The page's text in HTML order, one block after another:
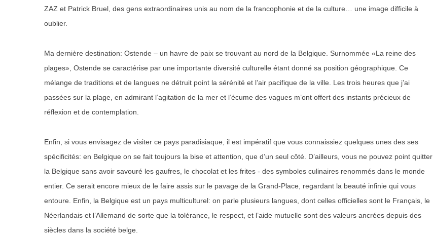
ZAZ et Patrick Bruel, des gens extraordinaires unis au nom de la francophonie et de la culture… une image difficile à
oublier.
Ma dernière destination: Ostende – un havre de paix se trouvant au nord de la Belgique. Surnommée «La reine des
plages», Ostende se caractérise par une importante diversité culturelle étant donné sa position géographique. Ce
mélange de traditions et de langues ne détruit point la sérénité et l’air pacifique de la ville. Les trois heures que j’ai
passées sur la plage, en admirant l’agitation de la mer et l’écume des vagues m’ont offert des instants précieux de
réflexion et de contemplation.
Enfin, si vous envisagez de visiter ce pays paradisiaque, il est impératif que vous connaissiez quelques unes des ses
spécificités: en Belgique on se fait toujours la bise et attention, que d’un seul côté. D’ailleurs, vous ne pouvez point quitter
la Belgique sans avoir savouré les gaufres, le chocolat et les frites - des symboles culinaires renommés dans le monde
entier. Ce serait encore mieux de le faire assis sur le pavage de la Grand-Place, regardant la beauté infinie qui vous
entoure. Enfin, la Belgique est un pays multiculturel: on parle plusieurs langues, dont celles officielles sont le Français, le
Néerlandais et l’Allemand de sorte que la tolérance, le respect, et l’aide mutuelle sont des valeurs ancrées depuis des
siècles dans la société belge.